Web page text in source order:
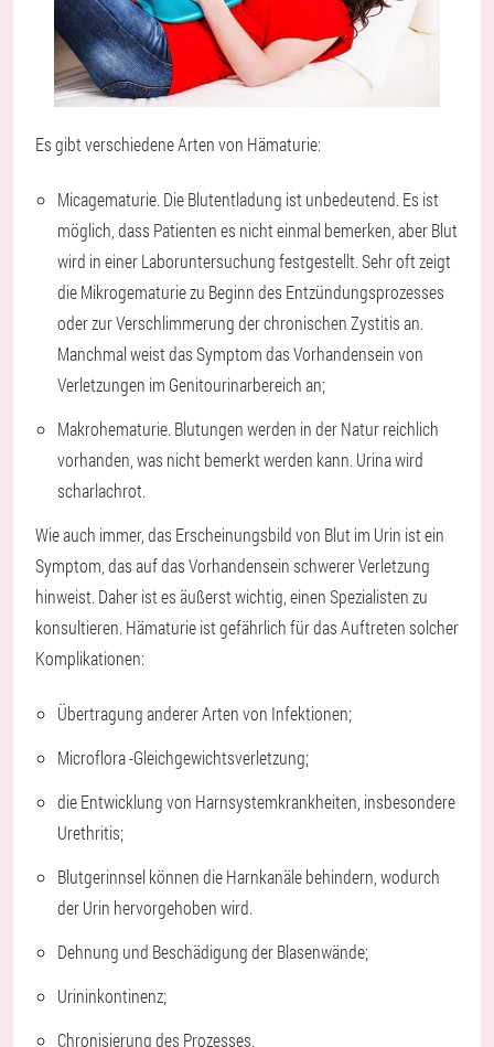
Es gibt verschiedene Arten von Hämaturie:
Micagematurie. Die Blutentladung ist unbedeutend. Es ist
möglich, dass Patienten es nicht einmal bemerken, aber Blut
wird in einer Laboruntersuchung festgestellt. Sehr oft zeigt
die Mikrogematurie zu Beginn des Entzündungsprozesses
oder zur Verschlimmerung der chronischen Zystitis an.
Manchmal weist das Symptom das Vorhandensein von
Verletzungen im Genitourinarbereich an;
Makrohematurie. Blutungen werden in der Natur reichlich
vorhanden, was nicht bemerkt werden kann. Urina wird
scharlachrot.
Wie auch immer, das Erscheinungsbild von Blut im Urin ist ein
Symptom, das auf das Vorhandensein schwerer Verletzung
hinweist. Daher ist es äußerst wichtig, einen Spezialisten zu
konsultieren. Hämaturie ist gefährlich für das Auftreten solcher
Komplikationen:
Übertragung anderer Arten von Infektionen;
Microflora -Gleichgewichtsverletzung;
die Entwicklung von Harnsystemkrankheiten, insbesondere
Urethritis;
Blutgerinnsel können die Harnkanäle behindern, wodurch
der Urin hervorgehoben wird.
Dehnung und Beschädigung der Blasenwände;
Urininkontinenz;
Chronisierung des Prozesses.